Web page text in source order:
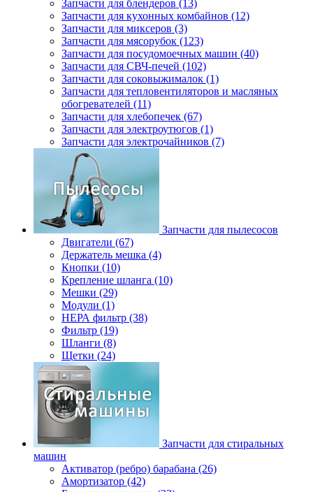
Запчасти для блендеров (13)
Запчасти для кухонных комбайнов (12)
Запчасти для миксеров (3)
Запчасти для мясорубок (123)
Запчасти для посудомоечных машин (40)
Запчасти для СВЧ-печей (102)
Запчасти для соковыжималок (1)
Запчасти для тепловентиляторов и масляных
обогревателей (11)
Запчасти для хлебопечек (67)
Запчасти для электроутюгов (1)
Запчасти для электрочайников (7)
Запчасти для пылесосов
Двигатели (67)
Держатель мешка (4)
Кнопки (10)
Крепление шланга (10)
Мешки (29)
Модули (1)
НЕРА фильтр (38)
Фильтр (19)
Шланги (8)
Щетки (24)
Запчасти для стиральных
машин
Активатор (ребро) барабана (26)
Амортизатор (42)